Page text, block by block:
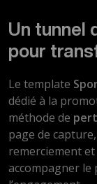
Un tunnel
pour
Le template
dédié à la
méthode de
page de
remerciement
accompagner le